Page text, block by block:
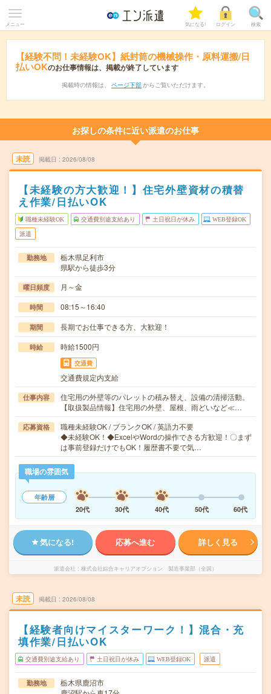
メニュー 気になる! ログイン 検索
【経験不問！未経験OK】紙封筒の機械操作・原料運搬/日
払いOKのお仕事情報は、掲載が終了しています
掲載時の情報は、 ページ下部 からご覧いただけます。
お探しの条件に近い派遣のお仕事
未読 掲載日 2026/08/08
【未経験の方大歓迎！】住宅外壁資材の積替
え作業/日払いOK
職種未経験OK 交通費別途支給あり 土日祝日が休み WEB登録OK
派遣
勤務地
栃木県足利市
県駅から徒歩3分
曜日頻度 月～金
時間 08:15～16:40
期間 長期でお仕事できる方、大歓迎！
時給 時給1500円
交通費
交通費規定内支給
仕事内容
住宅用の外壁等のパレットの積み替え、設備の清掃活動。
【取扱製品情報】住宅用の外壁、屋根、雨どいなど≪…
応募資格
職種未経験OK / ブランクOK / 英語力不要
◆未経験OK！◆ExcelやWordの操作できる方歓迎！〇まず
は事前登録だけでもOK！履歴書不要で気…
職場の雰囲気
年齢層
20代
30代 40代 50代 60代
気になる! 応募へ進む 詳しく見る
派遣会社 株式会社綜合キャリアオプション 製造事業部（全国）
未読 掲載日 2026/08/08
【経験者向けマイスターワーク！】混合・充
填作業/日払いOK
交通費別途支給あり 土日祝日が休み WEB登録OK 派遣
勤務地
栃木県鹿沼市